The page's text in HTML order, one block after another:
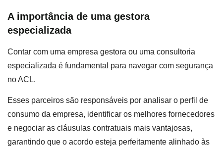
A importância de uma gestora
especializada
Contar com uma empresa gestora ou uma consultoria
especializada é fundamental para navegar com segurança
no ACL.
Esses parceiros são responsáveis por analisar o perfil de
consumo da empresa, identificar os melhores fornecedores
e negociar as cláusulas contratuais mais vantajosas,
garantindo que o acordo esteja perfeitamente alinhado às